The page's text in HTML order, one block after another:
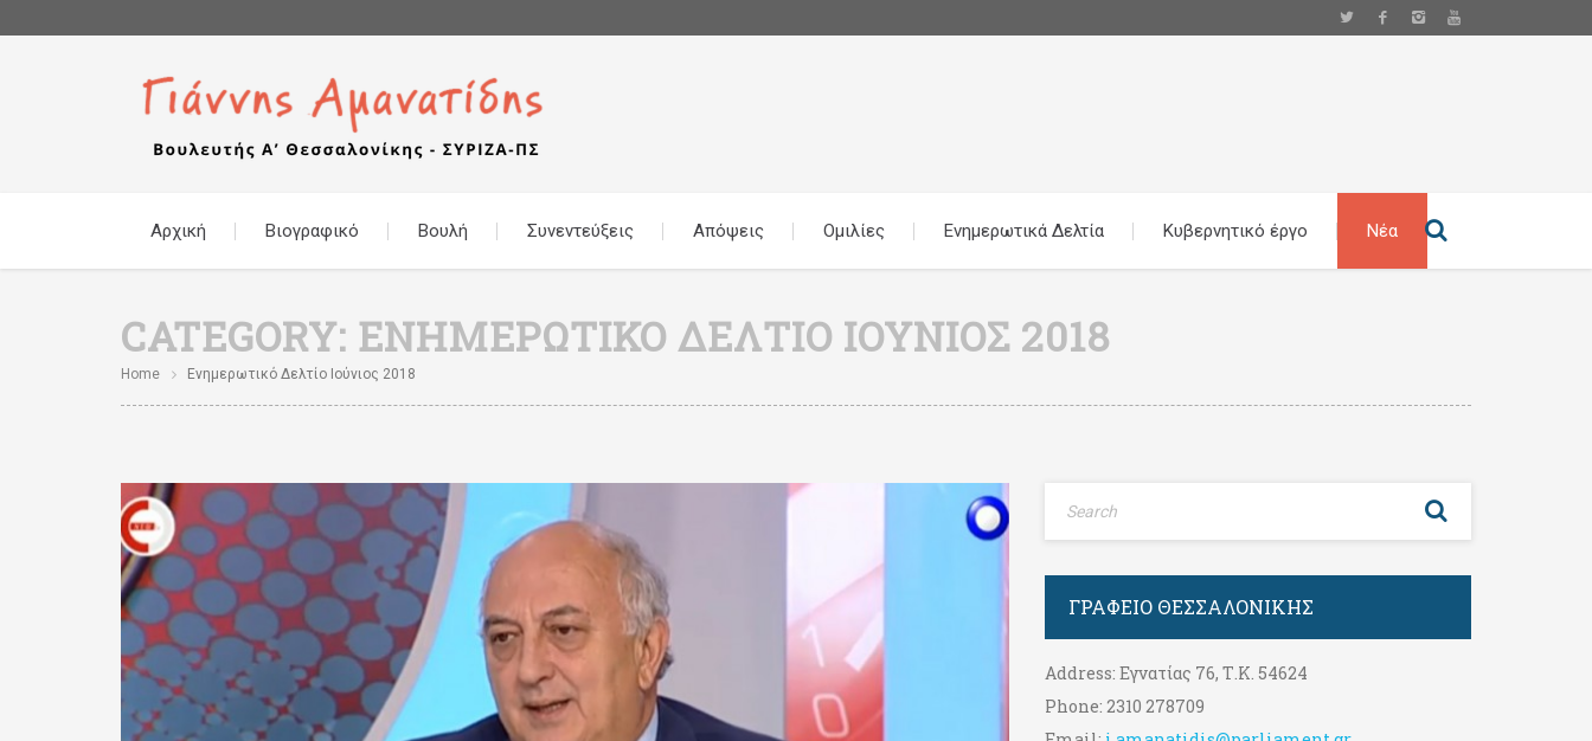
Αρχική Βιογραφικό Βουλή Συνεντεύξεις Απόψεις Ομιλίες Ενημερωτικά Δελτία Κυβερνητικό έργο Νέα
CATEGORY: ΕΝΗΜΕΡΩΤΙΚΌ ΔΕΛΤΊΟ ΙΟΎΝΙΟΣ 2018
Home Ενημερωτικό Δελτίο Ιούνιος 2018
ΓΡΑΦΕΊΟ ΘΕΣΣΑΛΟΝΊΚΗΣ
Address: Εγνατίας 76, Τ.Κ. 54624
Phone: 2310 278709